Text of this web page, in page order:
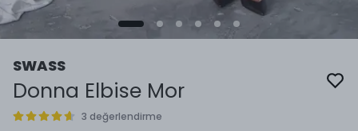
SWASS
Donna Elbise Mor
3 değerlendirme